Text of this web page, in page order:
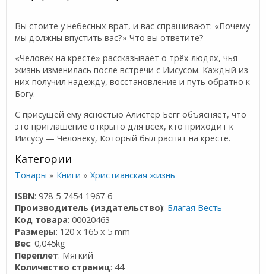
Вы стоите у небесных врат, и вас спрашивают: «Почему
мы должны впустить вас?» Что вы ответите?
«Человек на кресте» рассказывает о трёх людях, чья
жизнь изменилась после встречи с Иисусом. Каждый из
них получил надежду, восстановление и путь обратно к
Богу.
С присущей ему ясностью Алистер Бегг объясняет, что
это приглашение открыто для всех, кто прихо­дит к
Иисусу — Человеку, Который был распят на кресте.
Категории
Товары » Книги »Христианская жизнь
ISBN: 978-5-7454-1967-6
Производитель (издательство): Благая Весть
Код товара: 00020463
Размеры: 120 x 165 x 5 mm
Вес: 0,045kg
Переплет: Мягкий
Количество страниц: 44